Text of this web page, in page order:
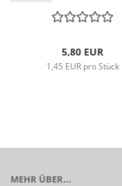
5,80 EUR
1,45 EUR pro Stück
MEHR ÜBER...